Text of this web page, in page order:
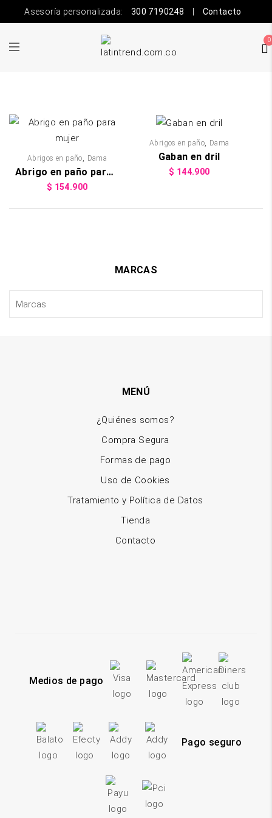
Asesoría personalizada: 300 7190248 Contacto
0
Abrigos en paño, Dama
Abrigo en paño para mujer
$ 154.900
Abrigos en paño, Dama
Gaban en dril
$ 144.900
MARCAS
MENÚ
¿Quiénes somos?
Compra Segura
Formas de pago
Uso de Cookies
Tratamiento y Política de Datos
Tienda
Contacto
Medios de pago
Pago seguro